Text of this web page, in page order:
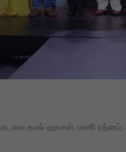
கமல் ஹாசன், மணி ரத்னம்,